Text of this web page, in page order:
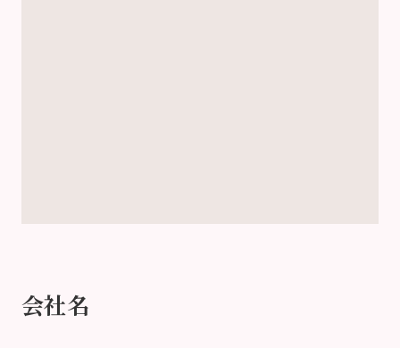
会社名